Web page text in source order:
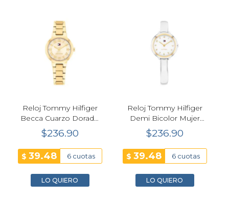
Reloj Tommy Hilfiger
Becca Cuarzo Dorado
Mujer 28mm
$236.90
$ 39.48 6 cuotas
LO QUIERO
Reloj Tommy Hilfiger
Demi Bicolor Mujer
26mm
$236.90
$ 39.48 6 cuotas
LO QUIERO